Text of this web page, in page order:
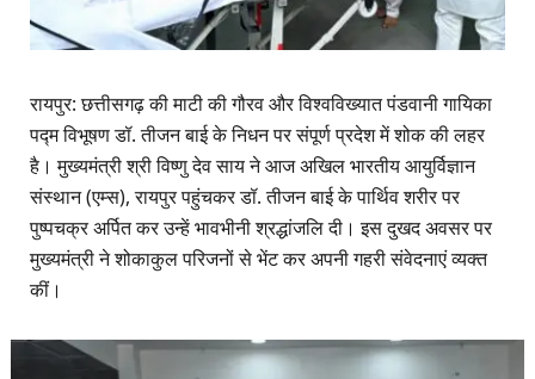
रायपुर: छत्तीसगढ़ की माटी की गौरव और विश्वविख्यात पंडवानी गायिका
पद्म विभूषण डॉ. तीजन बाई के निधन पर संपूर्ण प्रदेश में शोक की लहर
है। मुख्यमंत्री श्री विष्णु देव साय ने आज अखिल भारतीय आयुर्विज्ञान
संस्थान (एम्स), रायपुर पहुंचकर डॉ. तीजन बाई के पार्थिव शरीर पर
पुष्पचक्र अर्पित कर उन्हें भावभीनी श्रद्धांजलि दी। इस दुखद अवसर पर
मुख्यमंत्री ने शोकाकुल परिजनों से भेंट कर अपनी गहरी संवेदनाएं व्यक्त
कीं।